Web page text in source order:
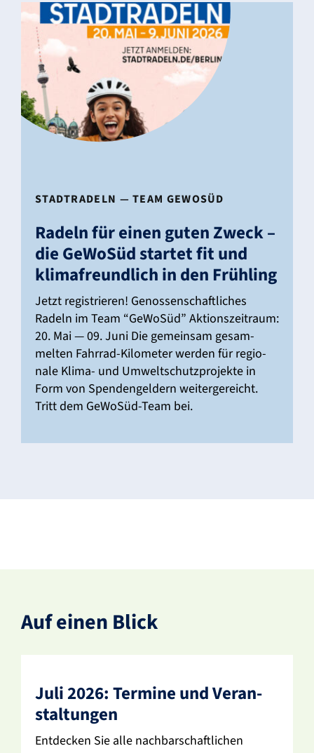
STADT­RA­DELN — TEAM GEWOSÜD
Radeln für einen guten Zweck –
die GeWoSüd startet fit und
klima­freund­lich in den Früh­ling
Jetzt regis­trieren! Genos­sen­schaft­li­ches
Radeln im Team “GeWoSüd” Akti­ons­zeit­raum:
20. Mai — 09. Juni Die gemeinsam gesam­
melten Fahrrad-Kilo­­­meter werden für regio­
nale Klima- und Umwelt­schutz­pro­jekte in
Form von Spen­den­gel­dern weiter­ge­reicht.
Tritt dem GeWoSüd-Team bei.
Auf einen Blick
Juli 2026: Termine und Veran­
stal­tungen
Entde­cken Sie alle nach­bar­schaft­li­chen